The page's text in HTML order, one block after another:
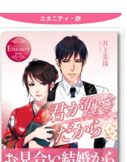
エタニティ・赤